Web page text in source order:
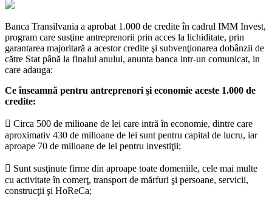
Banca Transilvania a aprobat 1.000 de credite în cadrul IMM Invest,
program care susţine antreprenorii prin acces la lichiditate, prin
garantarea majoritară a acestor credite şi subvenţionarea dobânzii de
către Stat până la finalul anului, anunta banca intr-un comunicat, in
care adauga:
Ce înseamnă pentru antreprenori şi economie aceste 1.000 de
credite:
 Circa 500 de milioane de lei care intră în economie, dintre care
aproximativ 430 de milioane de lei sunt pentru capital de lucru, iar
aproape 70 de milioane de lei pentru investiţii;
 Sunt susţinute firme din aproape toate domeniile, cele mai multe
cu activitate în comerţ, transport de mărfuri şi persoane, servicii,
construcţii şi HoReCa;